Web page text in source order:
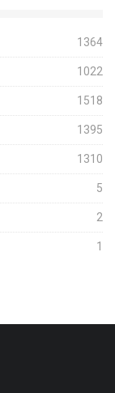
1364
1022
1518
1395
1310
5
2
1